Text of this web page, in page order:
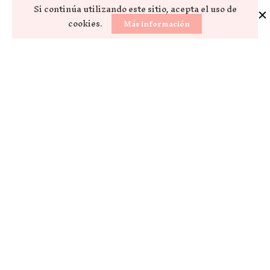
Si continúa utilizando este sitio, acepta el uso de
cookies. Más información